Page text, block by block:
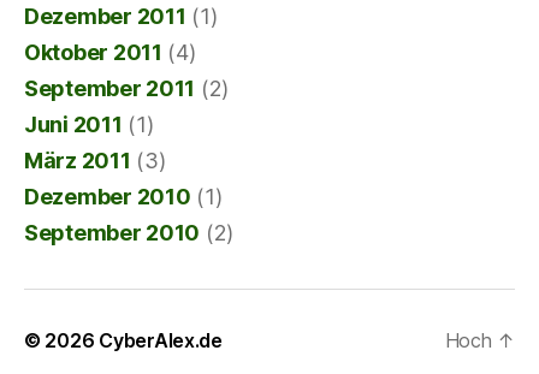
Dezember 2011 (1)
Oktober 2011 (4)
September 2011 (2)
Juni 2011 (1)
März 2011 (3)
Dezember 2010 (1)
September 2010 (2)
© 2026 CyberAlex.de Hoch ↑